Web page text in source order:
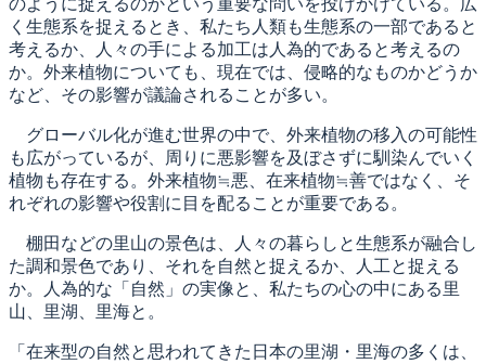
く生態系を捉えるとき、私たち人類も生態系の一部であると
考えるか、人々の手による加工は人為的であると考えるの
か。外来植物についても、現在では、侵略的なものかどうか
など、その影響が議論されることが多い。
グローバル化が進む世界の中で、外来植物の移入の可能性
も広がっているが、周りに悪影響を及ぼさずに馴染んでいく
植物も存在する。外来植物≒悪、在来植物≒善ではなく、そ
れぞれの影響や役割に目を配ることが重要である。
棚田などの里山の景色は、人々の暮らしと生態系が融合し
た調和景色であり、それを自然と捉えるか、人工と捉える
か。人為的な「自然」の実像と、私たちの心の中にある里
山、里湖、里海と。
「在来型の自然と思われてきた日本の里湖・里海の多くは、